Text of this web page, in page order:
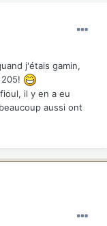
j'étais gamin,
il y en a eu
aussi ont